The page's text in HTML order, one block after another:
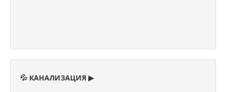
💦 КАНАЛИЗАЦИЯ ▶